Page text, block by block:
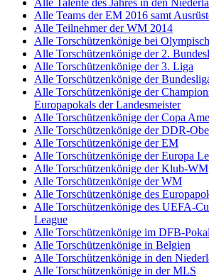
Alle Talente des Jahres in den
Alle Teams der EM 2016 samt
Alle Teilnehmer der WM 2014
Alle Torschützenkönige bei
Alle Torschützenkönige der 2.
Alle Torschützenkönige der 3. Liga
Alle Torschützenkönige der
Alle Torschützenkönige der
Europapokals der Landesmeister
Alle Torschützenkönige der Copa
Alle Torschützenkönige der DDR-
Alle Torschützenkönige der EM
Alle Torschützenkönige der Europa
Alle Torschützenkönige der Klub-WM
Alle Torschützenkönige der WM
Alle Torschützenkönige des
Alle Torschützenkönige des UEFA-
League
Alle Torschützenkönige im DFB-Pokal
Alle Torschützenkönige in Belgien
Alle Torschützenkönige in den
Alle Torschützenkönige in der MLS